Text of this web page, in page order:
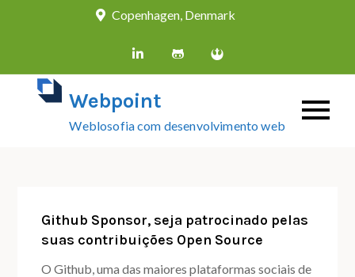
Copenhagen, Denmark
Webpoint
Weblosofia com desenvolvimento web
Github Sponsor, seja patrocinado pelas
suas contribuições Open Source
O Github, uma das maiores plataformas sociais de